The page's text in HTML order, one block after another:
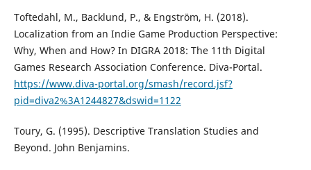
Toftedahl, M., Backlund, P., & Engström, H. (2018).
Localization from an Indie Game Production Perspective:
Why, When and How? In DIGRA 2018: The 11th Digital
Games Research Association Conference. Diva-Portal.
https://www.diva-portal.org/smash/record.jsf?
pid=diva2%3A1244827&dswid=1122
Toury, G. (1995). Descriptive Translation Studies and
Beyond. John Benjamins.